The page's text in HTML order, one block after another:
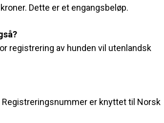
Dette er et engangsbeløp.
registrering av hunden vil utenlandsk
er knyttet til Norsk